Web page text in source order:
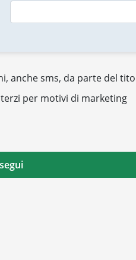
anche sms, da parte del
per motivi di marketing